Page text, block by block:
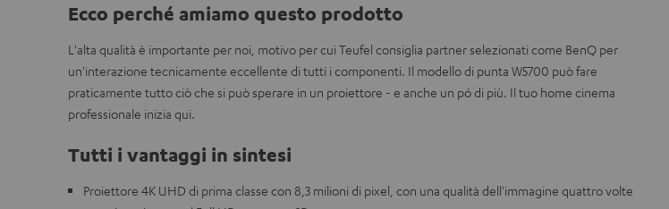
Ecco perché amiamo questo prodotto
L'alta qualità è importante per noi, motivo per cui Teufel consiglia partner selezionati come BenQ per
un'interazione tecnicamente eccellente di tutti i componenti. Il modello di punta W5700 può fare
praticamente tutto ciò che si può sperare in un proiettore - e anche un pó di più. Il tuo home cinema
professionale inizia qui.
Tutti i vantaggi in sintesi
Proiettore 4K UHD di prima classe con 8,3 milioni di pixel, con una qualità dell'immagine quattro volte